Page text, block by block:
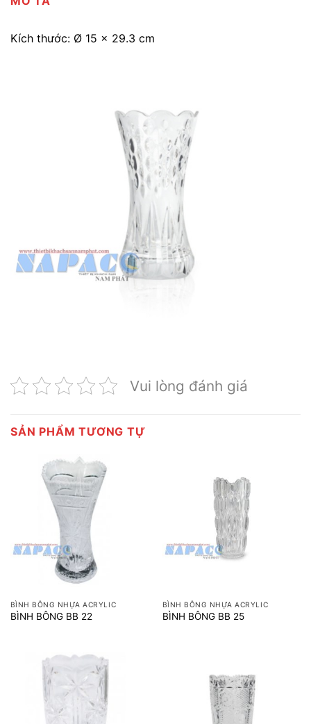
Kích thước: Ø 15 x 29.3 cm
Vui lòng đánh giá
SẢN PHẨM TƯƠNG TỰ
BÌNH BÔNG NHỰA ACRYLIC
BÌNH BÔNG BB 22
BÌNH BÔNG NHỰA ACRYLIC
BÌNH BÔNG BB 25